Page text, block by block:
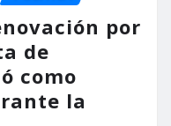
por
de
como
la